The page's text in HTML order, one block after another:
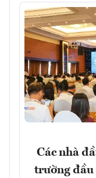
Các nhà
trường đầu